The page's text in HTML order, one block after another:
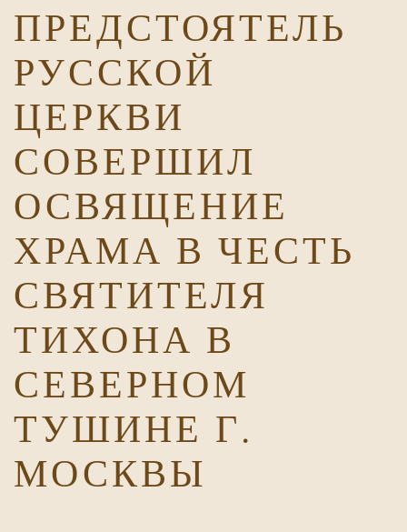
ПРЕДСТОЯТЕЛЬ
РУССКОЙ
ЦЕРКВИ
СОВЕРШИЛ
ОСВЯЩЕНИЕ
ХРАМА В ЧЕСТЬ
СВЯТИТЕЛЯ
ТИХОНА В
СЕВЕРНОМ
ТУШИНЕ Г.
МОСКВЫ